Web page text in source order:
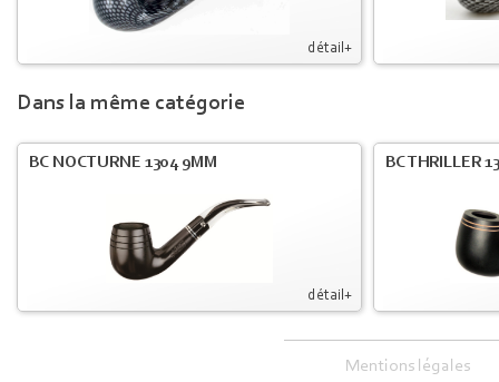
détail+
Dans la même catégorie
détail+
BC NOCTURNE 1304 9MM BC THRILLER
Mentions légales